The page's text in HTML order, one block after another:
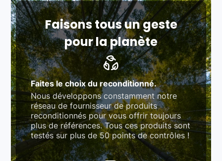
Respect des normes RAEE, RoHS, et du
référentiel QualiRepar (bonus réparation)
Faisons tous un geste
pour la planète
Faites le choix du reconditionné.
Nous développons constamment notre
réseau de fournisseur de produits
reconditionnés pour vous offrir toujours
plus de références. Tous ces produits sont
testés sur plus de 50 points de contrôles !